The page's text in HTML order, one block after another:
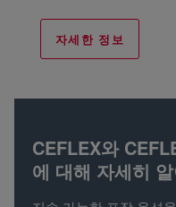
자세한 정보
CEFLEX와
에 대해 자세히